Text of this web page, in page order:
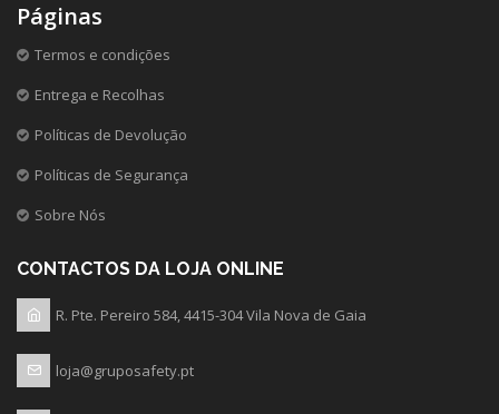
Páginas
Termos e condições
Entrega e Recolhas
Políticas de Devolução
Políticas de Segurança
Sobre Nós
CONTACTOS DA LOJA ONLINE
R. Pte. Pereiro 584, 4415-304 Vila Nova de Gaia
loja@gruposafety.pt